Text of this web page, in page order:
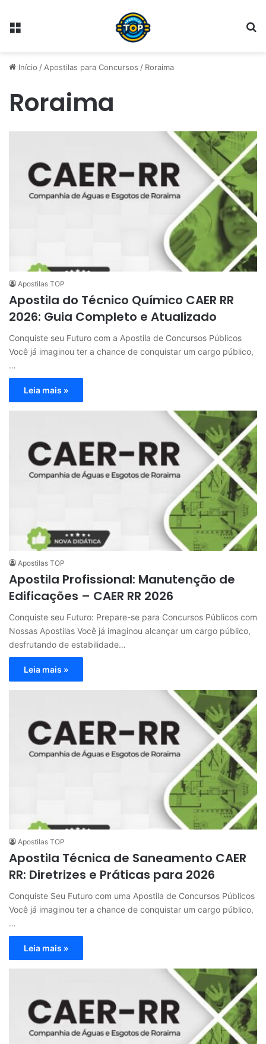
Menu
Início / Apostilas para Concursos / Roraima
Roraima
Apostilas TOP
Apostila do Técnico Químico CAER RR
2026: Guia Completo e Atualizado
Conquiste seu Futuro com a Apostila de Concursos Públicos
Você já imaginou ter a chance de conquistar um cargo público,
…
Leia mais »
Apostilas TOP
Apostila Profissional: Manutenção de
Edificações – CAER RR 2026
Conquiste seu Futuro: Prepare-se para Concursos Públicos com
Nossas Apostilas Você já imaginou alcançar um cargo público,
desfrutando de estabilidade…
Leia mais »
Apostilas TOP
Apostila Técnica de Saneamento CAER
RR: Diretrizes e Práticas para 2026
Conquiste Seu Futuro com uma Apostila de Concursos Públicos
Você já imaginou ter a chance de conquistar um cargo público,
…
Leia mais »